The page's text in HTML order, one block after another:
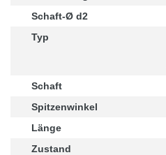
Schaft-Ø d2
Typ
Schaft
Spitzenwinkel
Länge
Zustand